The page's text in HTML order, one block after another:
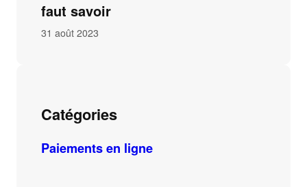
faut savoir
31 août 2023
Catégories
Paiements en ligne